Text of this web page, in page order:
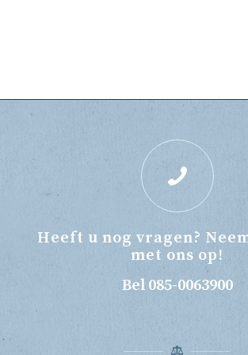
Heeft u nog vragen?
met ons op!
Bel 085-0063900